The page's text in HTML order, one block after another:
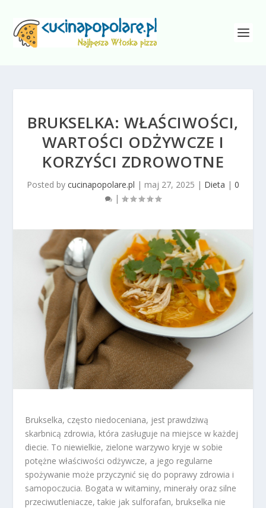
BRUKSELKA: WŁAŚCIWOŚCI,
WARTOŚCI ODŻYWCZE I
KORZYŚCI ZDROWOTNE
Posted by cucinapopolare.pl | maj 27, 2025 | Dieta | 0
|
Brukselka, często niedoceniana, jest prawdziwą
skarbnicą zdrowia, która zasługuje na miejsce w każdej
diecie. To niewielkie, zielone warzywo kryje w sobie
potężne właściwości odżywcze, a jego regularne
spożywanie może przyczynić się do poprawy zdrowia i
samopoczucia. Bogata w witaminy, minerały oraz silne
przeciwutleniacze, takie jak sulforafan, brukselka nie